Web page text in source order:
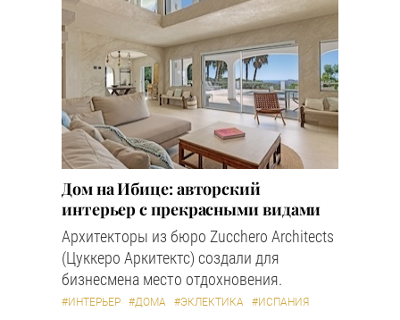
Дом на Ибице: авторский
интерьер с прекрасными видами
Архитекторы из бюро Zucchero Architects
(Цуккеро Аркитектс) создали для
бизнесмена место отдохновения.
#ИНТЕРЬЕР #ДОМА #ЭКЛЕКТИКА #ИСПАНИЯ